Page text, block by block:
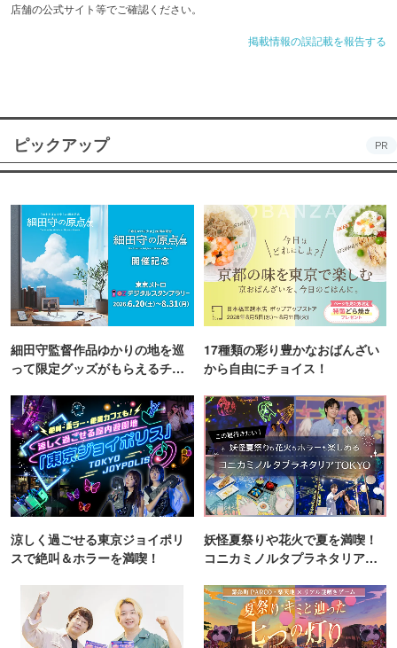
店舗の公式サイト等でご確認ください。
掲載情報の誤記載を報告する
ピックアップ PR
細田守監督作品ゆかりの地を巡
って限定グッズがもらえるチャ
17種類の彩り豊かなおばんざい
から自由にチョイス！
涼しく過ごせる東京ジョイポリ
スで絶叫＆ホラーを満喫！
妖怪夏祭りや花火で夏を満喫！
コニカミノルタプラネタリア